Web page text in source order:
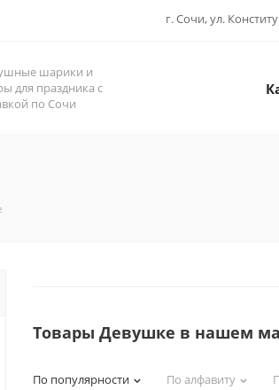
г. Сочи, ул.
шарики и
для праздника с
по Сочи
Товары Девушке в нашем
По популярности По алфавиту